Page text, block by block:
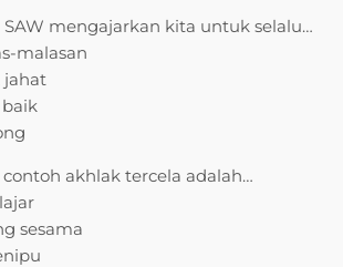
SAW mengajarkan kita untuk selalu…
malasan
jahat
contoh akhlak tercela adalah…
sesama